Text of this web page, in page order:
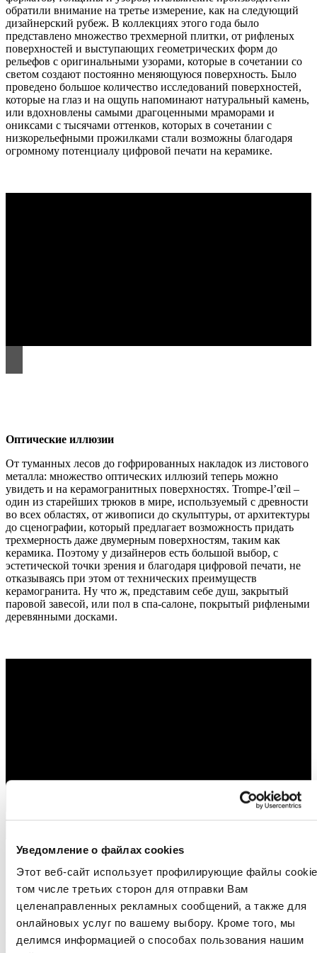
Уведомление о файлах cookies
Этот веб-сайт использует профилирующие файлы
том числе третьих сторон для отправки Вам
целенаправленных рекламных сообщений, а также для
онлайновых услуг по вашему выбору. Кроме того, мы
делимся информацией о способах пользования нашим
обратили внимание на третье измерение, как на следующий
дизайнерский рубеж. В коллекциях этого года было
представлено множество трехмерной плитки, от рифленых
поверхностей и выступающих геометрических форм до
рельефов с оригинальными узорами, которые в сочетании со
светом создают постоянно меняющуюся поверхность. Было
проведено большое количество исследований поверхностей,
которые на глаз и на ощупь напоминают натуральный камень,
или вдохновлены самыми драгоценными мраморами и
ониксами с тысячами оттенков, которых в сочетании с
низкорельефными прожилками стали возможны благодаря
огромному потенциалу цифровой печати на керамике.
Оптические иллюзии
От туманных лесов до гофрированных накладок из листового
металла: множество оптических иллюзий теперь можно
увидеть и на керамогранитных поверхностях. Trompe-l’œil –
один из старейших трюков в мире, используемый с древности
во всех областях, от живописи до скульптуры, от архитектуры
до сценографии, который предлагает возможность придать
трехмерность даже двумерным поверхностям, таким как
керамика. Поэтому у дизайнеров есть большой выбор, с
эстетической точки зрения и благодаря цифровой печати, не
отказываясь при этом от технических преимуществ
керамогранита. Ну что ж, представим себе душ, закрытый
паровой завесой, или пол в спа-салоне, покрытый рифлеными
деревянными досками.
Архитектурно